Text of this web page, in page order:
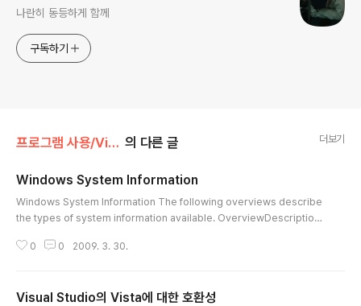
나란히 동등하게 함께
구독하기
프로그램 사용/Visual Studio 의 다른 글 더보기
Windows System Information
Windows System Information The following overviews describe
the types of system information available. OverviewDescription
s a system resource, such as a file, thread, or graphic image. An
ain an object ha..
0 0 2009. 3. 30.
Visual Studio의 Vista에 대한 호환성